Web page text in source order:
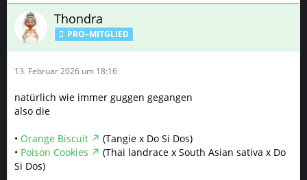
Thondra
PRO–MITGLIED
13. Februar 2026 um 18:16
natürlich wie immer guggen gegangen
also die
• Orange Biscuit
(Tangie x Do Si Dos)
• Poison Cookies
(Thai landrace x South Asian sativa x Do
Si Dos)